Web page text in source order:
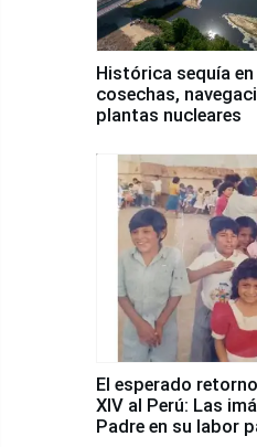
Histórica sequía
cosechas,
plantas nucleares
El esperado
XIV al Perú: Las
Padre en su labor